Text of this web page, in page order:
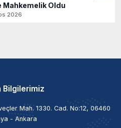
Mahkemelik Oldu
2026
Bilgilerimiz
Mah. 1330. Cad. No:12, 06460
- Ankara